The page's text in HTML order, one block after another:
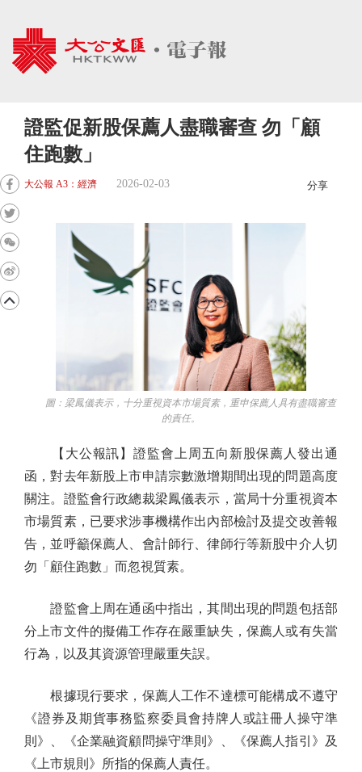
證監促新股保薦人盡職審查 勿「顧
住跑數」
大公報 A3：經濟 2026-02-03 分享
圖：梁鳳儀表示，十分重視資本市場質素，重申保薦人具有盡職審查
的責任。
【大公報訊】證監會上周五向新股保薦人發出通
函，對去年新股上市申請宗數激增期間出現的問題高度
關注。證監會行政總裁梁鳳儀表示，當局十分重視資本
市場質素，已要求涉事機構作出內部檢討及提交改善報
告，並呼籲保薦人、會計師行、律師行等新股中介人切
勿「顧住跑數」而忽視質素。
證監會上周在通函中指出，其間出現的問題包括部
分上市文件的擬備工作存在嚴重缺失，保薦人或有失當
行為，以及其資源管理嚴重失誤。
根據現行要求，保薦人工作不達標可能構成不遵守
《證券及期貨事務監察委員會持牌人或註冊人操守準
則》、《企業融資顧問操守準則》、《保薦人指引》及
《上市規則》所指的保薦人責任。